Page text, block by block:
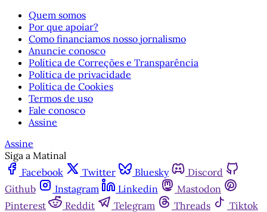
Quem somos
Por que apoiar?
Como financiamos nosso jornalismo
Anuncie conosco
Política de Correções e Transparência
Política de privacidade
Política de Cookies
Termos de uso
Fale conosco
Assine
Assine
Siga a Matinal
Facebook
Twitter Bluesky
Discord
Github
Instagram Linkedin
Mastodon
Pinterest
Reddit Telegram Threads
Tiktok